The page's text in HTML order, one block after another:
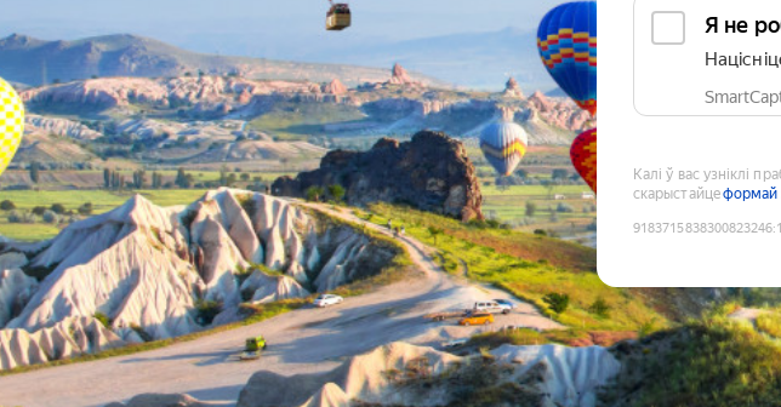
Я не
Калі ў вас узніклі
скарыстайцеформай
9183715838300823246: